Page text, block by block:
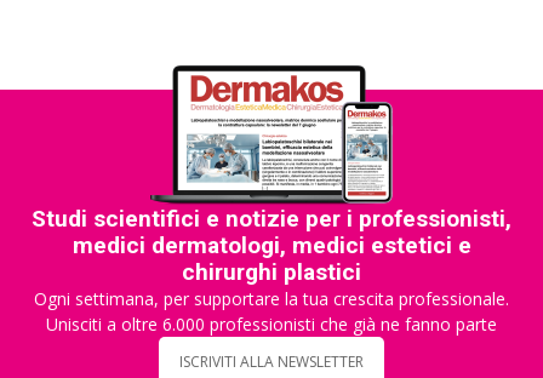
Studi scientifici e notizie per i professionisti,
medici dermatologi, medici estetici e
chirurghi plastici
Ogni settimana, per supportare la tua crescita professionale.
Unisciti a oltre 6.000 professionisti che già ne fanno parte
ISCRIVITI ALLA NEWSLETTER